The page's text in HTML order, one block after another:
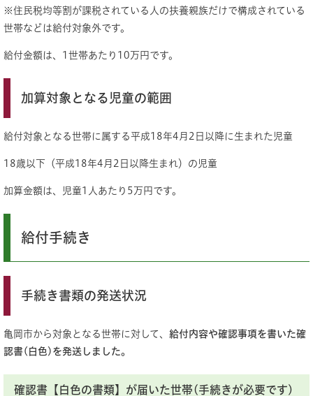
※住民税均等割が課税されている人の扶養親族だけで構成されている
世帯などは給付対象外です。
給付金額は、1世帯あたり10万円です。
加算対象となる児童の範囲
給付対象となる世帯に属する平成18年4月2日以降に生まれた児童
18歳以下（平成18年4月2日以降生まれ）の児童
加算金額は、児童1人あたり5万円です。
給付手続き
手続き書類の発送状況
亀岡市から対象となる世帯に対して、 給付内容や確認事項を書いた確
認書(白色 )を発送しました。
確認書【白色の書類】が届いた世帯(手続きが必要です)